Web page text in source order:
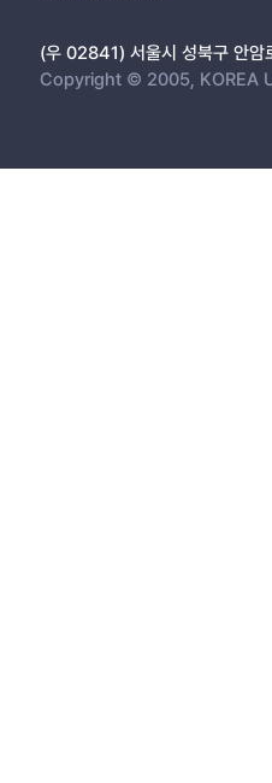
(우 02841) 서울시 성북구 안암
Copyright © 2005, KOREA